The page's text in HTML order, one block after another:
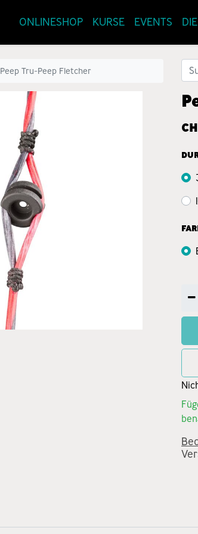
ONLINESHOP KURSE EVENTS
Peep Tru-Peep Fletcher